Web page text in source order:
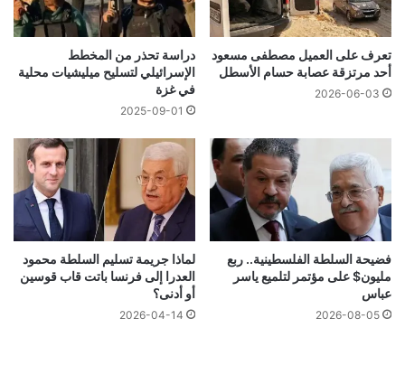
تعرف على العميل مصطفى مسعود
أحد مرتزقة عصابة حسام الأسطل
2026-06-03
دراسة تحذر من المخطط
الإسرائيلي لتسليح ميليشيات محلية
في غزة
2025-09-01
فضيحة السلطة الفلسطينية.. ربع
مليون$ على مؤتمر لتلميع ياسر
عباس
2026-08-05
لماذا جريمة تسليم السلطة محمود
العدرا إلى فرنسا باتت قاب قوسين
أو أدنى؟
2026-04-14